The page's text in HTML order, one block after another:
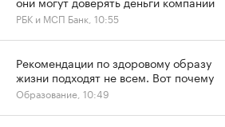
РБК и МСП Банк, 10:55
Рекомендации по здоровому образу
жизни подходят не всем. Вот почему
Образование, 10:49